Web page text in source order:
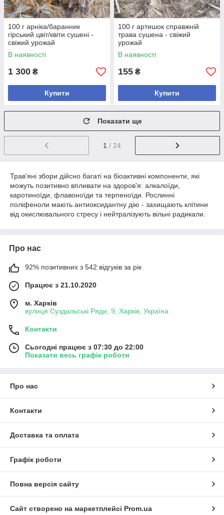
100 г арніка/баранник
гірський цвіт/квіти сушені -
свіжий урожай
В наявності
1 300 ₴
Купити
100 г артишок справжній
трава сушена - свіжий
урожай
В наявності
155 ₴
Купити
Показати ще
1 / 24
Трав'яні збори дійсно багаті на біоактивні компоненти, які
можуть позитивно впливати на здоров'я: алкалоїди,
каротиноїди, флавоноїди та терпеноїди. Рослинні
поліфеноли мають антиоксидантну дію - захищають клітини
від окислювального стресу і нейтралізують вільні радикали.
Про нас
92% позитивних з 542 відгуків за рік
Працює з 21.10.2020
м. Харків
вулиця Суздальські Ряди, 9, Харків, Україна
Контакти
Сьогодні працює з 07:30 до 22:00
Показати весь графік роботи
Про нас
Контакти
Доставка та оплата
Графік роботи
Повна версія сайту
Сайт створено на маркетплейсі Prom.ua